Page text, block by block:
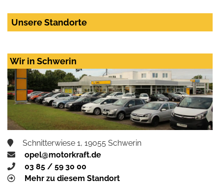
Unsere Standorte
Wir in Schwerin
Schnitterwiese 1, 19055 Schwerin
opel@motorkraft.de
03 85 / 59 30 00
Mehr zu diesem Standort